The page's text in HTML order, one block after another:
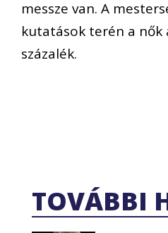
messze van. A
kutatások terén a nők
százalék.
TOVÁBBI